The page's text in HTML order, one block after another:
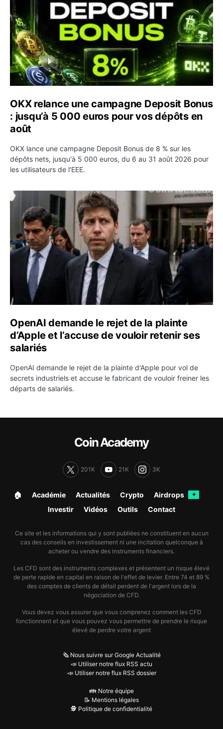
OKX relance une campagne Deposit Bonus
: jusqu’à 5 000 euros pour vos dépôts en
août
OKX lance une campagne Deposit Bonus de 8 % sur les
dépôts nets, jusqu'à 5 000 euros, du 6 au 31 août 2026 pour
les utilisateurs de l'EEE.
OpenAI demande le rejet de la plainte d’Apple et
OpenAI demande le rejet de la plainte
d’Apple et l’accuse de vouloir retenir ses
salariés
OpenAI demande le rejet de la plainte d'Apple pour vol de
secrets industriels et accuse le fabricant de vouloir freiner les
départs de salariés.
Coin Academy
201K 21K 3K
🏠︎ Académie Actualités Crypto Airdrops ✦
Investir Vidéos Outils Contact
Ce site et les informations qui y sont publiées ne constituent en aucun
cas des conseils en investissement ni une incitation quelconque à
acheter ou vendre des instruments financiers.
Les CFD sont des instruments complexes et présentent un risque élevé
de perte rapide en capital en raison de l'effet de levier. Entre 74 et 89 %
des comptes de clients de détail perdent de l'argent lors de la
négociation de CFD.
Vous devez vous assurer que vous comprenez comment les CFD
fonctionnent et que vous pouvez vous permettre de prendre le risque
élevé de perdre votre argent
🗞️ Nous suivre sur Google Actualité
📣 Utiliser notre flux RSS actu
📣 Utiliser notre flux RSS dossier
👪 Notre équipe
📝 Mentions légales
🕵️ Politique de confidentialité